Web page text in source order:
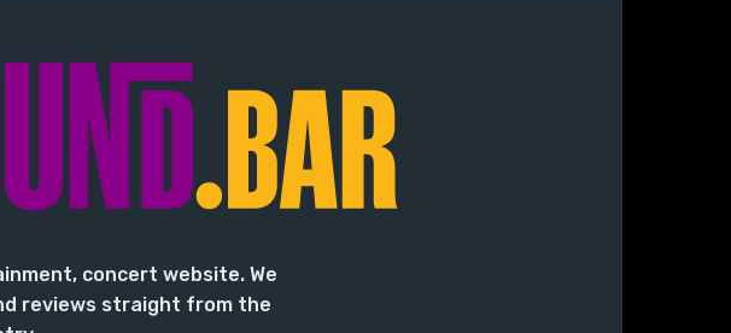
concert website. We
reviews straight from the